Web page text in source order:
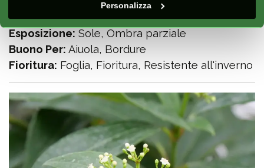
Personalizza
Stagione:Primavera, Estate, Autunno, Inverno
Esposizione: Sole, Ombra parziale
Buono Per: Aiuola, Bordure
Fioritura: Foglia, Fioritura, Resistente all'inverno